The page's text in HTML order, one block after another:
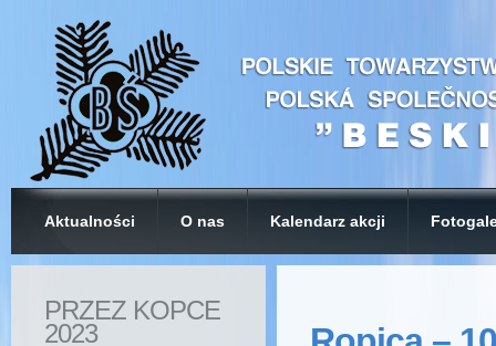
Aktualności O nas Kalendarz akcji
PRZEZ KOPCE
2023